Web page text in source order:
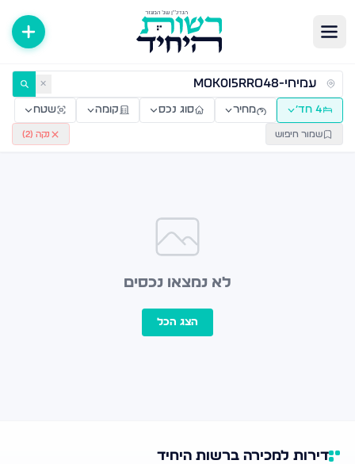
דירות למכירה ולהשכרה — רשות היחיד ✕
4 חד׳ מחיר סוג נכס קומה שטח
שמור חיפוש נקה (2
)
לא נמצאו נכסים
הצג הכל
דירות למכירה ברשות היחיד